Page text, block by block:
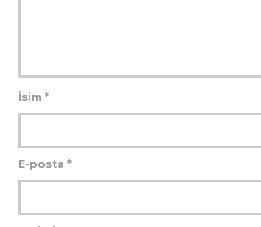
İsim *
E-posta *